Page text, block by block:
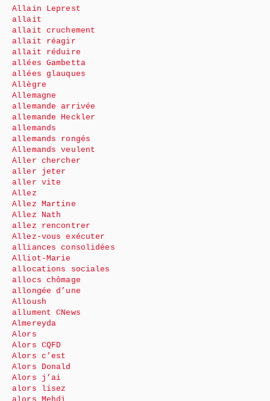
Allain Leprest
allait
allait cruchement
allait réagir
allait réduire
allées Gambetta
allées glauques
Allègre
Allemagne
allemande arrivée
allemande Heckler
allemands
allemands rongés
Allemands veulent
Aller chercher
aller jeter
aller vite
Allez
Allez Martine
Allez Nath
allez rencontrer
Allez-vous exécuter
alliances consolidées
Alliot-Marie
allocations sociales
allocs chômage
allongée d’une
Alloush
allument CNews
Almereyda
Alors
Alors CQFD
Alors c’est
Alors Donald
Alors j’ai
alors lisez